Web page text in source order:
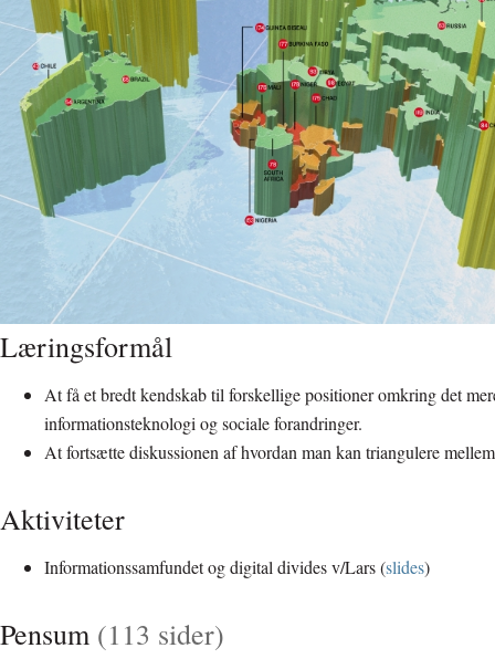
Læringsformål
At få et bredt kendskab til forskellige positioner omkring det
informationsteknologi og sociale forandringer.
At fortsætte diskussionen af hvordan man kan triangulere
Aktiviteter
Informationssamfundet og digital divides v/Lars (slides)
Pensum (113 sider)